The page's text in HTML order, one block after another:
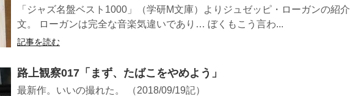
「ジャズ名盤ベスト1000」（学研M文庫）よりジュゼッピ・ローガンの紹介
文。 ローガンは完全な音楽気違いであり… ぼくもこう言わ...
記事を読む
路上観察017「まず、たばこをやめよう」
最新作。いいの撮れた。 （2018/09/19記）